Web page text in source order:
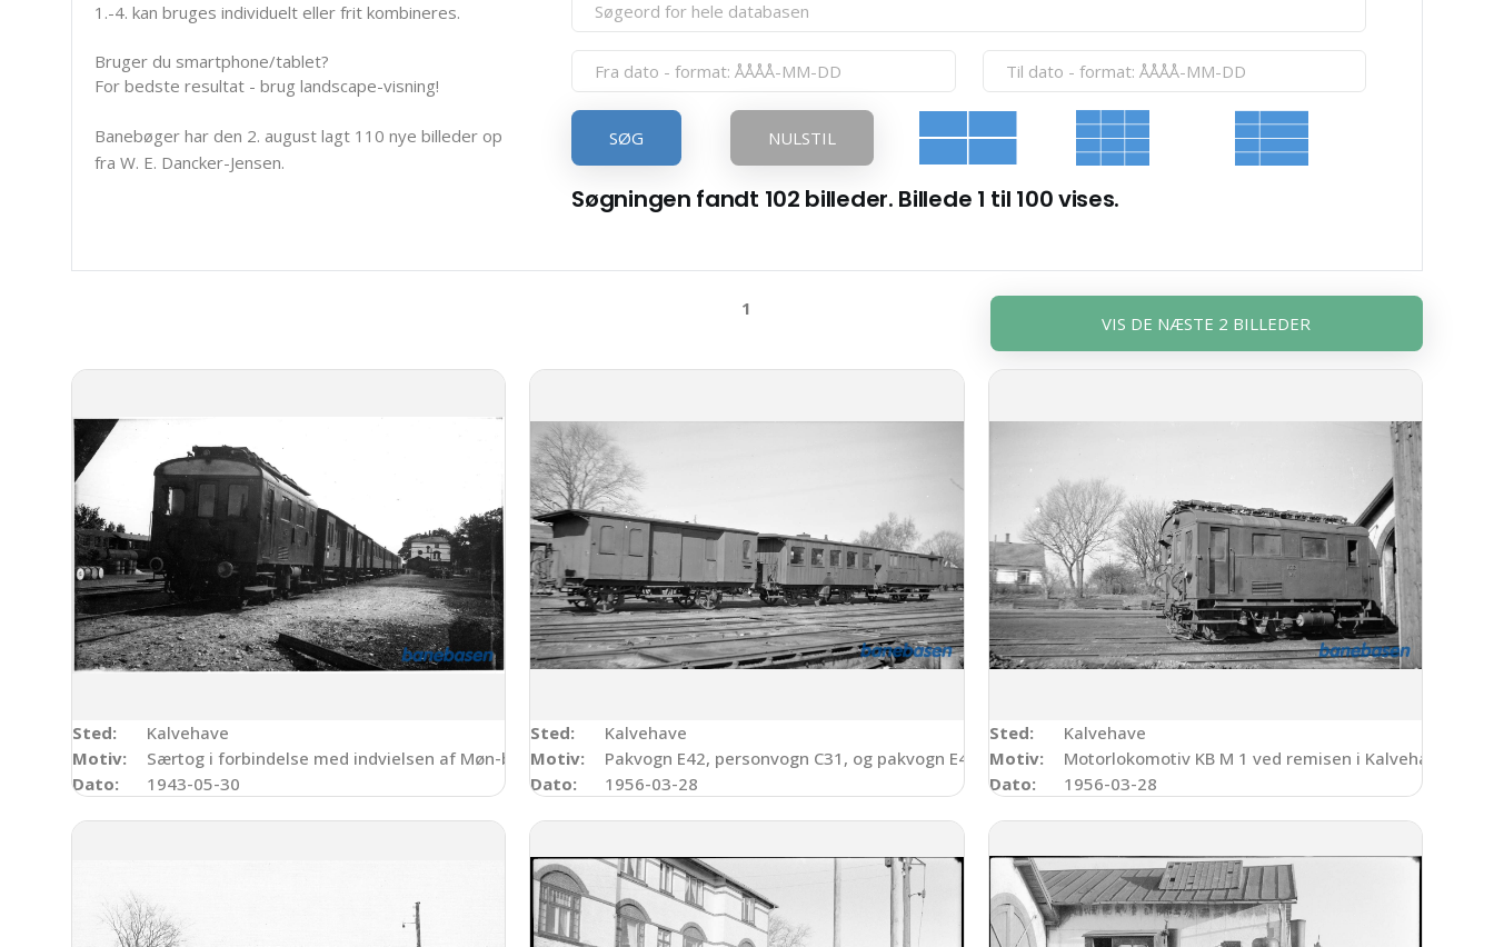
1.-4. kan bruges individuelt eller frit kombineres.
Bruger du smartphone/tablet?
For bedste resultat - brug landscape-visning!
Banebøger har den 2. august lagt 110 nye billeder op
fra W. E. Dancker-Jensen.
SØG NULSTIL
Søgningen fandt 102 billeder. Billede 1 til 100 vises.
1
VIS DE NÆSTE 2 BILLEDER
Sted:
Kalvehave
Motiv:
Særtog i forbindelse med indvielsen af Møn-broen
Dato:
1943-05-30
Sted:
Kalvehave
Motiv:
Pakvogn E42, personvogn C31, og pakvogn E43 i Kalvehave station
Dato:
1956-03-28
Sted:
Kalvehave
Motiv:
Motorlokomotiv KB M 1 ved remisen i Kalvehave
Dato:
1956-03-28